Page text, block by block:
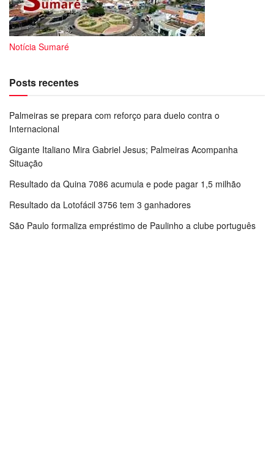
Notícia Sumaré
Posts recentes
Palmeiras se prepara com reforço para duelo contra o
Internacional
Gigante Italiano Mira Gabriel Jesus; Palmeiras Acompanha
Situação
Resultado da Quina 7086 acumula e pode pagar 1,5 milhão
Resultado da Lotofácil 3756 tem 3 ganhadores
São Paulo formaliza empréstimo de Paulinho a clube português